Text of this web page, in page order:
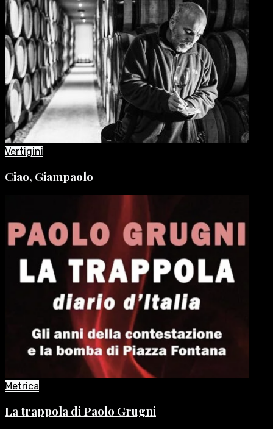
Vertigini
Ciao, Giampaolo
Metrica
La trappola di Paolo Grugni